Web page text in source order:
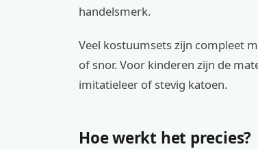
handelsmerk.
Veel kostuumsets zijn compleet
of snor. Voor kinderen zijn de
imitatieleer of stevig katoen.
Hoe werkt het precies?